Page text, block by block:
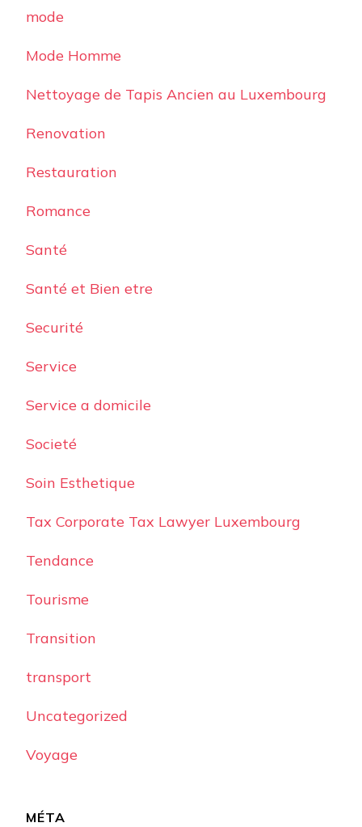
mode
Mode Homme
Nettoyage de Tapis Ancien au Luxembourg
Renovation
Restauration
Romance
Santé
Santé et Bien etre
Securité
Service
Service a domicile
Societé
Soin Esthetique
Tax Corporate Tax Lawyer Luxembourg
Tendance
Tourisme
Transition
transport
Uncategorized
Voyage
MÉTA